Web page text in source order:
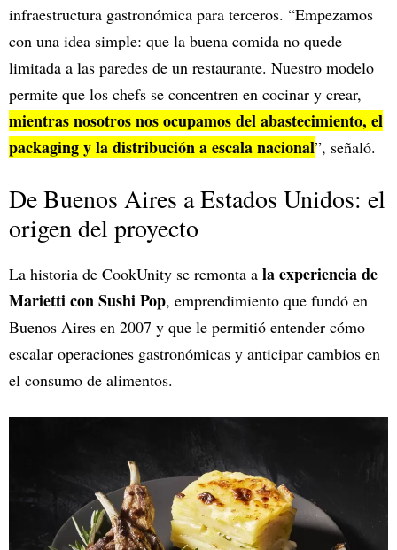
infraestructura gastronómica para terceros. “Empezamos
con una idea simple: que la buena comida no quede
limitada a las paredes de un restaurante. Nuestro modelo
permite que los chefs se concentren en cocinar y crear,
mientras nosotros nos ocupamos del abastecimiento, el
packaging y la distribución a escala nacional”, señaló.
De Buenos Aires a Estados Unidos: el
origen del proyecto
La historia de CookUnity se remonta a la experiencia de
Marietti con Sushi Pop, emprendimiento que fundó en
Buenos Aires en 2007 y que le permitió entender cómo
escalar operaciones gastronómicas y anticipar cambios en
el consumo de alimentos.